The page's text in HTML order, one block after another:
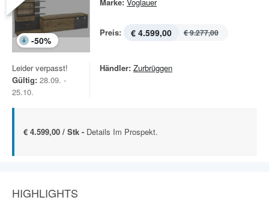
-50%
Preis: € 4.599,00 € 9.277,00
Leider verpasst!
Gültig: 28.09. -
25.10.
Händler: Zurbrüggen
€ 4.599,00 / Stk - Details Im Prospekt.
HIGHLIGHTS